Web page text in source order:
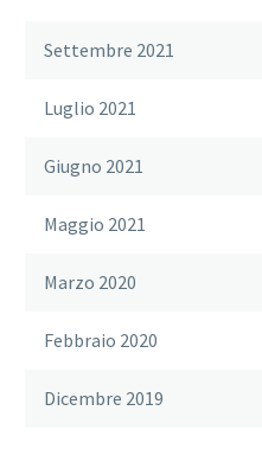
Settembre 2021
Luglio 2021
Giugno 2021
Maggio 2021
Marzo 2020
Febbraio 2020
Dicembre 2019